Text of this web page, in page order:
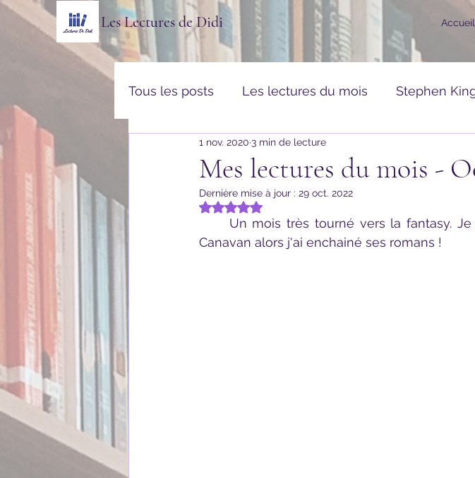
Les Lectures de Didi Accueil
Tous les posts Les lectures du mois Stephen
Thriller & Policier Romance
Vulgarisation & Histoires vraies
Mes lectures du mois -
1 nov. 2020 3 min de lecture
Dernière mise à jour : 29 oct. 2022
Noté NaN étoiles sur 5.
Canavan alors j'ai enchainé ses romans !